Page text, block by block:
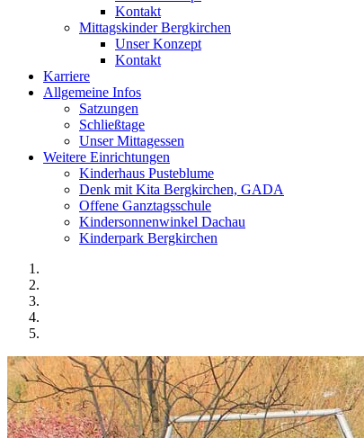
Kontakt
Mittagskinder Bergkirchen
Unser Konzept
Kontakt
Karriere
Allgemeine Infos
Satzungen
Schließtage
Unser Mittagessen
Weitere Einrichtungen
Kinderhaus Pusteblume
Denk mit Kita Bergkirchen, GADA
Offene Ganztagsschule
Kindersonnenwinkel Dachau
Kinderpark Bergkirchen